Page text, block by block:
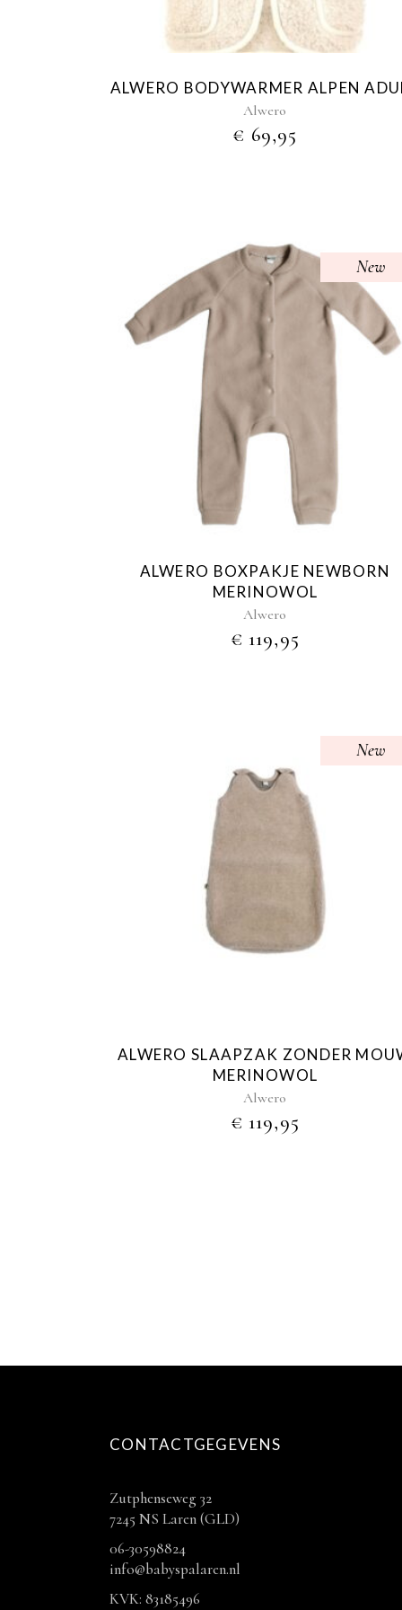
optie
kan
gekozen
op
de
productpagina
ALWERO BODYWARMER ALPEN
Alwero
€ 69,95
New
meerdere
variaties.
Deze
optie
kan
op
de
productpagina
ALWERO BOXPAKJE NEWBORN
MERINOWOL
Alwero
€ 119,95
New
ALWERO SLAAPZAK ZONDER
MERINOWOL
Alwero
€ 119,95
CONTACTGEGEVENS
Zutphenseweg 32
7245 NS Laren (GLD)
06-30598824
info@babyspalaren.nl
KVK: 83185496